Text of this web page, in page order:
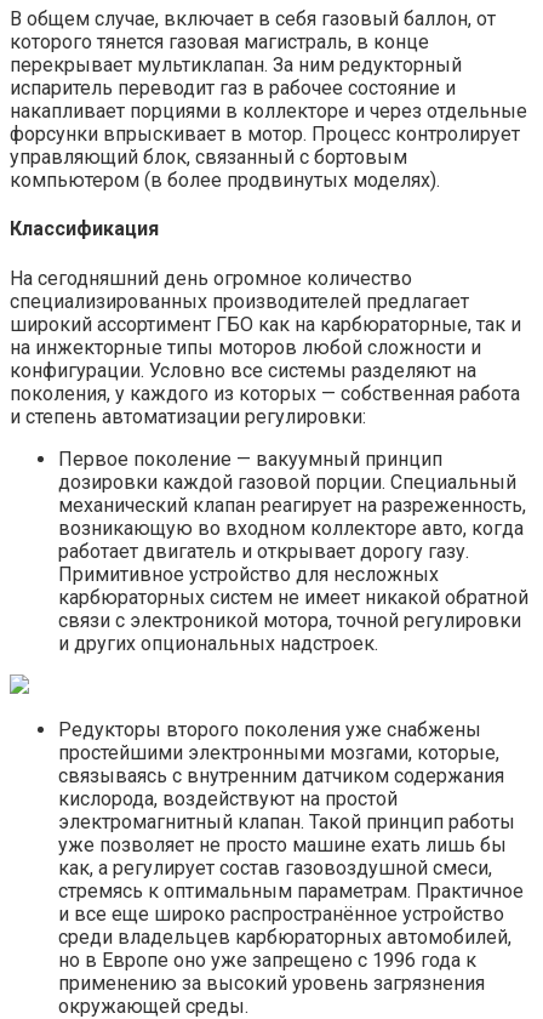
В общем случае, включает в себя газовый баллон, от
которого тянется газовая магистраль, в конце
перекрывает мультиклапан. За ним редукторный
испаритель переводит газ в рабочее состояние и
накапливает порциями в коллекторе и через отдельные
форсунки впрыскивает в мотор. Процесс контролирует
управляющий блок, связанный с бортовым
компьютером (в более продвинутых моделях).
Классификация
На сегодняшний день огромное количество
специализированных производителей предлагает
широкий ассортимент ГБО как на карбюраторные, так и
на инжекторные типы моторов любой сложности и
конфигурации. Условно все системы разделяют на
поколения, у каждого из которых — собственная работа
и степень автоматизации регулировки:
Первое поколение — вакуумный принцип
дозировки каждой газовой порции. Специальный
механический клапан реагирует на разреженность,
возникающую во входном коллекторе авто, когда
работает двигатель и открывает дорогу газу.
Примитивное устройство для несложных
карбюраторных систем не имеет никакой обратной
связи с электроникой мотора, точной регулировки
и других опциональных надстроек.
Редукторы второго поколения уже снабжены
простейшими электронными мозгами, которые,
связываясь с внутренним датчиком содержания
кислорода, воздействуют на простой
электромагнитный клапан. Такой принцип работы
уже позволяет не просто машине ехать лишь бы
как, а регулирует состав газовоздушной смеси,
стремясь к оптимальным параметрам. Практичное
и все еще широко распространённое устройство
среди владельцев карбюраторных автомобилей,
но в Европе оно уже запрещено с 1996 года к
применению за высокий уровень загрязнения
окружающей среды.